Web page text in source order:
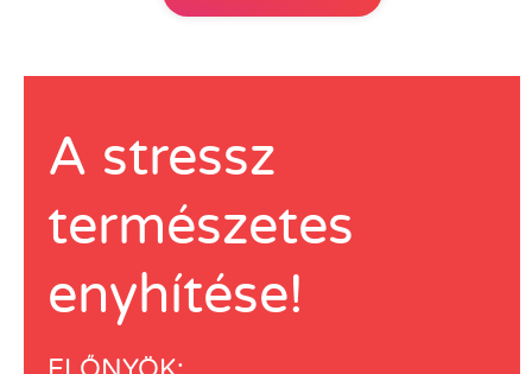
A stressz
természetes
enyhítése!